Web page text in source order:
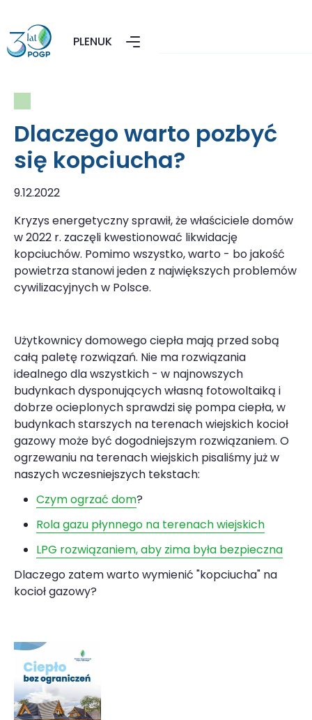
PLENUK
Dlaczego warto pozbyć
się kopciucha?
9.12.2022
Kryzys energetyczny sprawił, że właściciele domów
w 2022 r. zaczęli kwestionować likwidację
kopciuchów. Pomimo wszystko, warto - bo jakość
powietrza stanowi jeden z największych problemów
cywilizacyjnych w Polsce.
Użytkownicy domowego ciepła mają przed sobą
całą paletę rozwiązań. Nie ma rozwiązania
idealnego dla wszystkich - w najnowszych
budynkach dysponujących własną fotowoltaiką i
dobrze ocieplonych sprawdzi się pompa ciepła, w
budynkach starszych na terenach wiejskich kocioł
gazowy może być dogodniejszym rozwiązaniem. O
ogrzewaniu na terenach wiejskich pisaliśmy już w
naszych wczesniejszych tekstach:
Czym ogrzać dom?
Rola gazu płynnego na terenach wiejskich
LPG rozwiązaniem, aby zima była bezpieczna
Dlaczego zatem warto wymienić "kopciucha" na
kocioł gazowy?